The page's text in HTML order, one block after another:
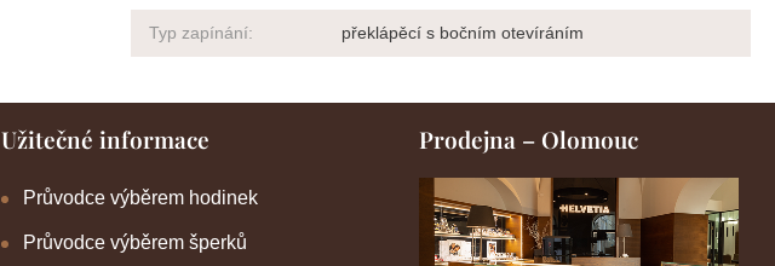
Typ zapínání: překlápěcí s bočním otevíráním
Užitečné informace
Průvodce výběrem hodinek
Průvodce výběrem šperků
Prodejna – Olomouc